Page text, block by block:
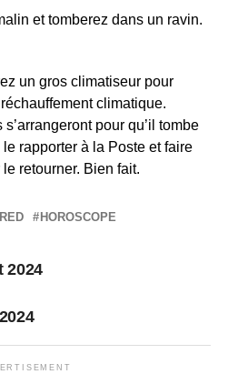
et tomberez dans un ravin.
un gros climatiseur pour
climatique.
pour qu’il tombe
rapporter à la Poste et faire
retourner. Bien fait.
HOROSCOPE
2024